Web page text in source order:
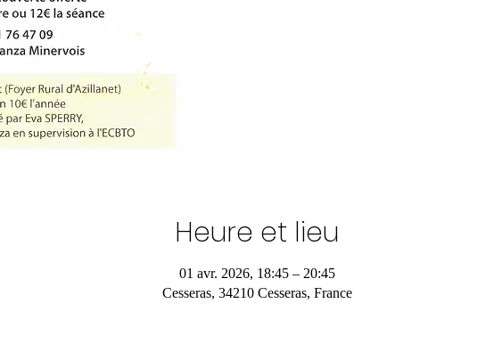
Heure et lieu
01 avr. 2026, 18:45 – 20:45
Cesseras, 34210 Cesseras, France